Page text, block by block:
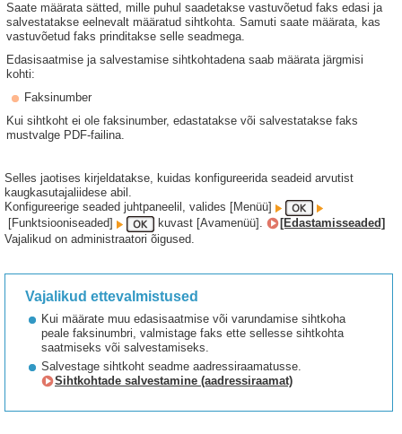
Saate määrata sätted, mille puhul saadetakse vastuvõetud faks edasi ja
salvestatakse eelnevalt määratud sihtkohta. Samuti saate määrata, kas
vastuvõetud faks prinditakse selle seadmega.
Edasisaatmise ja salvestamise sihtkohtadena saab määrata järgmisi
kohti:
Faksinumber
Kui sihtkoht ei ole faksinumber, edastatakse või salvestatakse faks
mustvalge PDF-failina.
Selles jaotises kirjeldatakse, kuidas konfigureerida seadeid arvutist
kaugkasutajaliidese abil.
Konfigureerige seaded juhtpaneelil, valides [Menüü]
[Funktsiooniseaded]
kuvast [Avamenüü].
[Edastamisseaded]
Vajalikud on administraatori õigused.
Vajalikud ettevalmistused
Kui määrate muu edasisaatmise või varundamise sihtkoha
peale faksinumbri, valmistage faks ette sellesse sihtkohta
saatmiseks või salvestamiseks.
Salvestage sihtkoht seadme aadressiraamatusse.
Sihtkohtade salvestamine (aadressiraamat)